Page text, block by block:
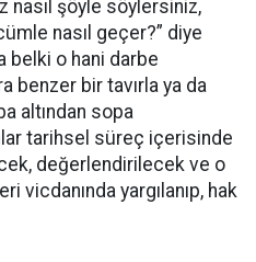
nasıl şöyle söylersiniz,
nasıl geçer?” diye
belki o hani darbe
benzer bir tavırla ya da
altından sopa
tarihsel süreç içerisinde
değerlendirilecek ve o
vicdanında yargılanıp, hak